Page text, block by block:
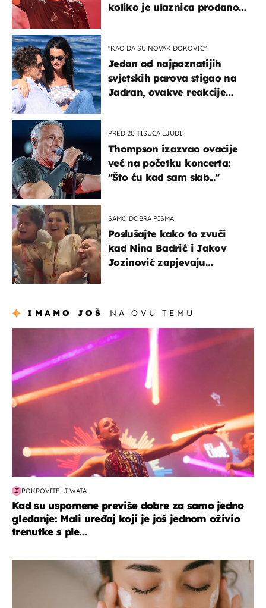
koliko je ulaznica prodano
"KAO DA SU NOVAK ĐOKOVIĆ"
Jedan od najpoznatijih
svjetskih parova stigao na
Jadran, ovakve reakcije
PRED 20 TISUĆA LJUDI
Thompson izazvao ovacije
već na početku koncerta:
"Što ću kad sam slab..."
SAMO DOBRA PISMA
Poslušajte kako to zvuči
kad Nina Badrić i Jakov
Jozinović zapjevaju
IMAMO JOŠ NA OVU TEMU
POKROVITELJ WATA
Kad su uspomene previše dobre za samo jedno
gledanje: Mali uređaj koji je još jednom oživio
trenutke s ple...
moda & ljepota